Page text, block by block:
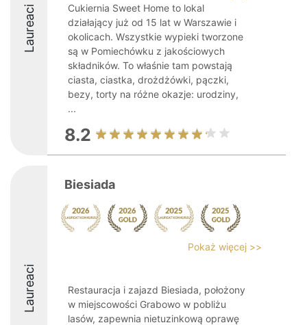
Laureaci
Cukiernia Sweet Home to lokal
działający już od 15 lat w Warszawie i
okolicach. Wszystkie wypieki tworzone
są w Pomiechówku z jakościowych
składników. To właśnie tam powstają
ciasta, ciastka, drożdżówki, pączki,
bezy, torty na różne okazje: urodziny,
...
8.2
Laureaci
Biesiada
Pokaż więcej >>
Restauracja i zajazd Biesiada, położony
w miejscowości Grabowo w pobliżu
lasów, zapewnia nietuzinkową oprawę